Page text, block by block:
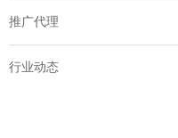
推广代理
行业动态